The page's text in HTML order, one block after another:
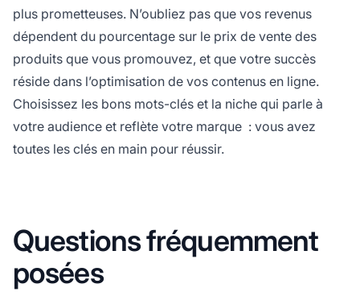
plus prometteuses. N’oubliez pas que vos revenus
dépendent du pourcentage sur le prix de vente des
produits que vous promouvez, et que votre succès
réside dans l’optimisation de vos contenus en ligne.
Choisissez les bons mots-clés et la niche qui parle à
votre audience et reflète votre marque : vous avez
toutes les clés en main pour réussir.
Questions fréquemment
posées